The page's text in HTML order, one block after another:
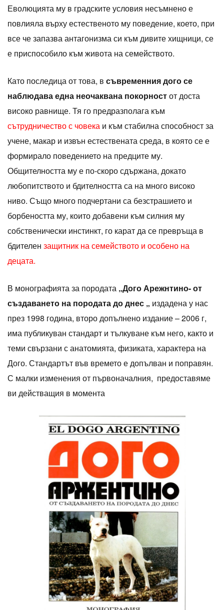
Еволюцията му в градските условия несъмнено е
повлияла върху естественото му поведение, което, при
все че запазва антагонизма си към дивите хищници, се
е приспособило към живота на семейството.
Като последица от това, в съвременния дого се
наблюдава една неочаквана покорностот доста
високо равнище. Тя го предразполага към
сътрудничество с човека и към стабилна способност за
учене, макар и извън естествената среда, в която се е
формирало поведението на предците му.
Общителността му е по-скоро сдържана, докато
любопитството и бдителността са на много високо
ниво. Също много подчертани са безстрашието и
борбеността му, които добавени към силния му
собственически инстинкт, го карат да се превръща в
бдителен защитник на семейството и особено на
децата.
В монографията за породата „Дого Арежнтино- от
създаването на породата до днес „ издадена у нас
през 1998 година, второ допълнено издание – 2006 г,
има публикуван стандарт и тълкуване към него, както и
теми свързани с анатомията, физиката, характера на
Дого. Стандартът във времето е допълван и поправян.
С малки изменения от първоначалния, предоставяме
ви действащия в момента